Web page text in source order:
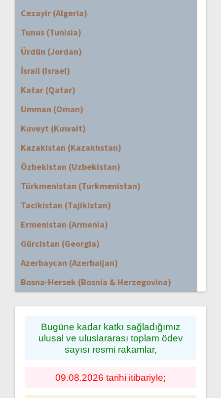
Cezayir (Algeria)
Tunus (Tunisia)
Ürdün (Jordan)
İsrail (Israel)
Katar (Qatar)
Umman (Oman)
Kuveyt (Kuwait)
Kazakistan (Kazakhstan)
Özbekistan (Uzbekistan)
Türkmenistan (Turkmenistan)
Tacikistan (Tajikistan)
Ermenistan (Armenia)
Gürcistan (Georgia)
Azerbaycan (Azerbaijan)
Bosna-Hersek (Bosnia & Herzegovina)
Bugüne kadar katkı sağladığımız
ulusal ve uluslararası toplam ödev
sayısı resmi rakamlar,
09.08.2026 tarihi itibariyle;